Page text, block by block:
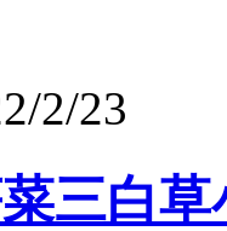
2/23
三白